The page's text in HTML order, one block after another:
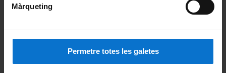
Màrqueting
Permetre totes les galetes
Intranet UB (PDI i PTGAS)